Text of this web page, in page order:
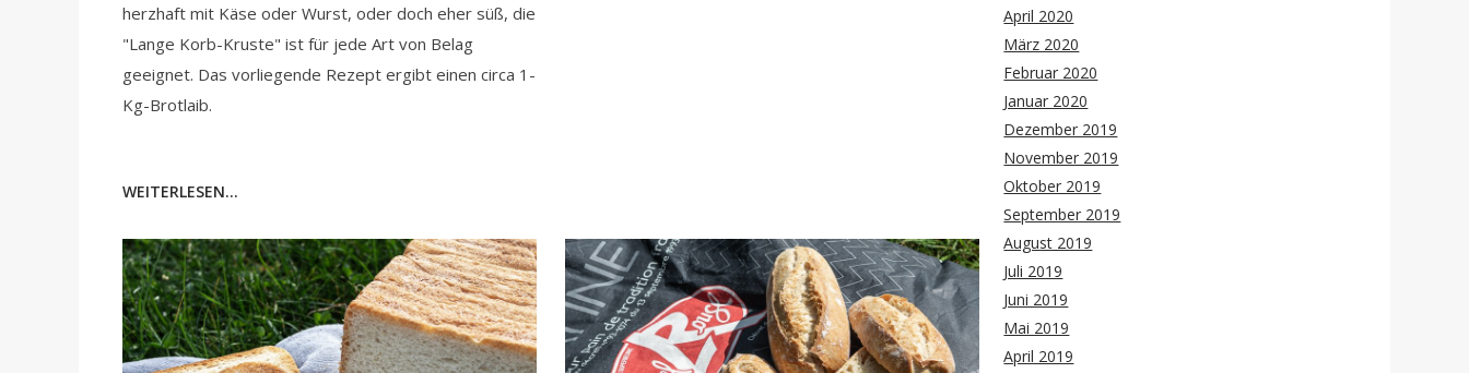
herzhaft mit Käse oder Wurst, oder doch eher süß, die
"Lange Korb-Kruste" ist für jede Art von Belag
geeignet. Das vorliegende Rezept ergibt einen circa 1-
Kg-Brotlaib.
WEITERLESEN...
April 2020
März 2020
Februar 2020
Januar 2020
Dezember 2019
November 2019
Oktober 2019
September 2019
August 2019
Juli 2019
Juni 2019
Mai 2019
April 2019